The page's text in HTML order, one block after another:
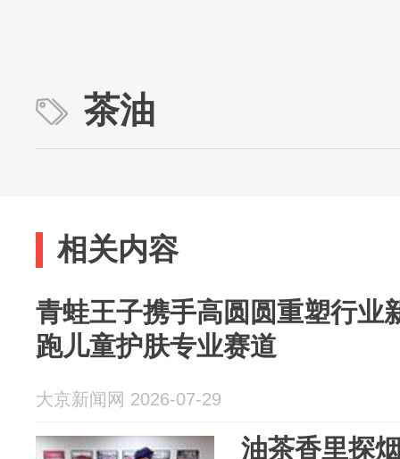
茶油
相关内容
青蛙王子携手高圆圆重塑行业
跑儿童护肤专业赛道
大京新闻网 2026-07-29
油茶香里探